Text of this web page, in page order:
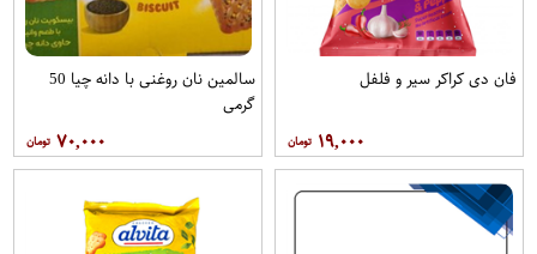
فان دی کراکر سیر و فلفل
۱۹,۰۰۰
سالمین نان روغنی با دانه چیا 50
گرمی
۷۰,۰۰۰